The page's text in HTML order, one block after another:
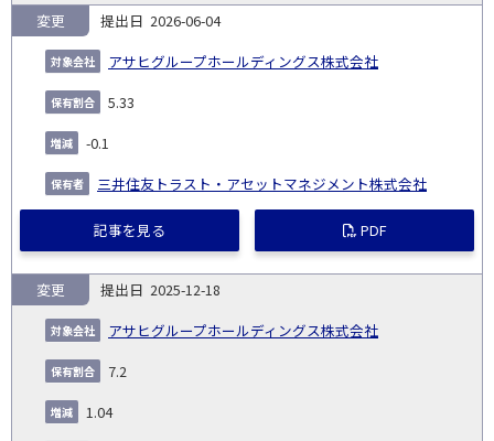
2026-06-04
アサヒグループホールディングス株式会社
変更
5.33
-0.1
三井住友トラスト・アセットマネジメント株式会社
記事を見る PDF
2025-12-18
アサヒグループホールディングス株式会社
変更
7.2
1.04